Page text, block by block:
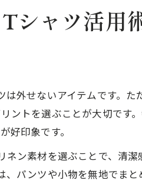
シャツ活用
外せないアイテムです。
ントを選ぶことが大切です
好印象です。
ン素材を選ぶことで、清
パンツや小物を無地でま